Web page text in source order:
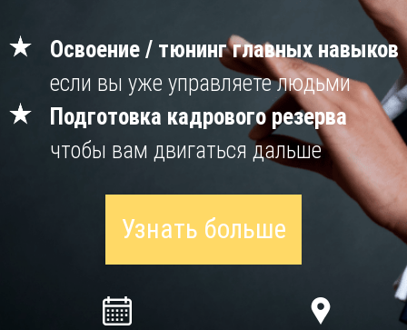
Освоение / тюнинг главных навыков
если вы уже управляете людьми
Подготовка кадрового резерва
чтобы вам двигаться дальше
Узнать больше